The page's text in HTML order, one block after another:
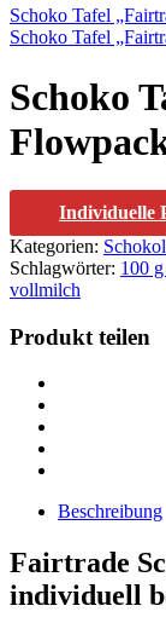
Schoko Tafel
Schoko Tafel
Schoko
Individuelle
Kategorien:
Schlagwörter: 100
vollmilch
Produkt teilen
Beschreibung
Fairtrade
individuell